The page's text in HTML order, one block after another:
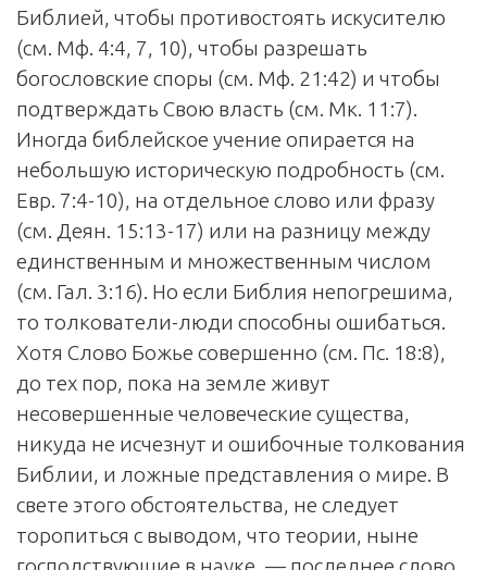
Библией, чтобы противостоять искусителю
(см. Мф. 4:4, 7, 10), чтобы разрешать
богословские споры (см. Мф. 21:42) и чтобы
подтверждать Свою власть (см. Мк. 11:7).
Иногда библейское учение опирается на
небольшую историческую подробность (см.
Евр. 7:4-10), на отдельное слово или фразу
(см. Деян. 15:13-17) или на разницу между
единственным и множественным числом
(см. Гал. 3:16). Но если Библия непогрешима,
то толкователи-люди способны ошибаться.
Хотя Слово Божье совершенно (см. Пс. 18:8),
до тех пор, пока на земле живут
несовершенные человеческие существа,
никуда не исчезнут и ошибочные толкования
Библии, и ложные представления о мире. В
свете этого обстоятельства, не следует
торопиться с выводом, что теории, ныне
господствующие в науке, — последнее слово.